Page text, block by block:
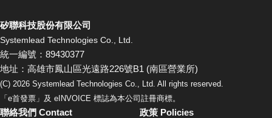
矽聯科技股份有限公司
Systemlead Technologies Co., Ltd.
統一編號：89430377
地址：高雄市鳳山區光遠路226號B1 (南區營業所)
(C) 2026 Systemlead Technologies Co., Ltd. All rights reserved.
「e首發票」及 eINVOICE 標誌為本公司註冊商標。
聯絡我們 Contact
政策 Policies